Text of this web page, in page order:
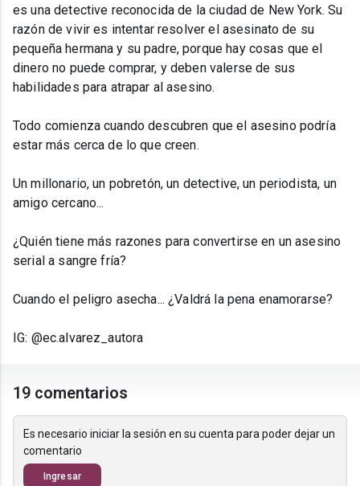
es una detective reconocida de la ciudad de New York. Su
razón de vivir es intentar resolver el asesinato de su
pequeña hermana y su padre, porque hay cosas que el
dinero no puede comprar, y deben valerse de sus
habilidades para atrapar al asesino.
Todo comienza cuando descubren que el asesino podría
estar más cerca de lo que creen.
Un millonario, un pobretón, un detective, un periodista, un
amigo cercano...
¿Quién tiene más razones para convertirse en un asesino
serial a sangre fría?
Cuando el peligro asecha... ¿Valdrá la pena enamorarse?
IG: @ec.alvarez_autora
19 comentarios
Es necesario iniciar la sesión en su cuenta para poder dejar un
comentario
Ingresar